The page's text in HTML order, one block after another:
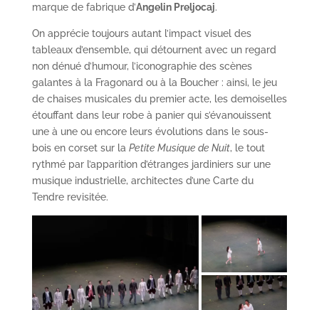
marque de fabrique d’Angelin Preljocaj.
On apprécie toujours autant l’impact visuel des
tableaux d’ensemble, qui détournent avec un regard
non dénué d’humour, l’iconographie des scènes
galantes à la Fragonard ou à la Boucher : ainsi, le jeu
de chaises musicales du premier acte, les demoiselles
étouffant dans leur robe à panier qui s’évanouissent
une à une ou encore leurs évolutions dans le sous-
bois en corset sur la Petite Musique de Nuit, le tout
rythmé par l’apparition d’étranges jardiniers sur une
musique industrielle, architectes d’une Carte du
Tendre revisitée.